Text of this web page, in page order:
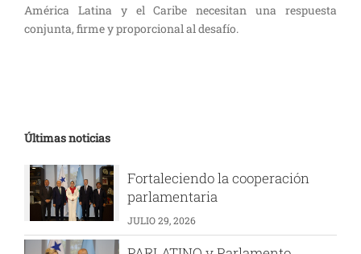
América Latina y el Caribe necesitan una respuesta
conjunta, firme y proporcional al desafío.
Últimas noticias
Fortaleciendo la cooperación
parlamentaria
JULIO 29, 2026